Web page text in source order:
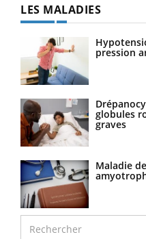
LES MALADIES
pression
globules
graves
Maladie